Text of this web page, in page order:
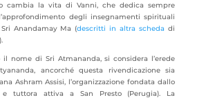
cambia la vita di Vanni, che dedica sempre
degli insegnamenti spirituali
Anandamay Ma (descritti in altra scheda di
il nome di Sri Atmananda, si considera l’erede
ancorché questa rivendicazione sia
Ashram Assisi, l’organizzazione fondata dallo
e tuttora attiva a San Presto (Perugia). La